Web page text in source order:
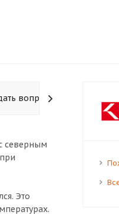
вопрос
северным
Это